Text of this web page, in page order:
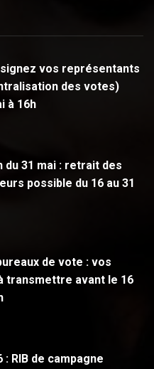
vos représentants
des votes)
à 16h
du 31 mai : retrait des
possible du 16 au 31
de vote : vos
transmettre avant le 16
: RIB de campagne